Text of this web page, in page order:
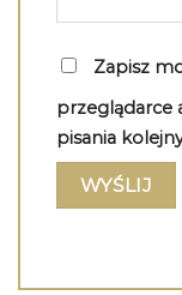
Zapisz
przeglądarce
pisania